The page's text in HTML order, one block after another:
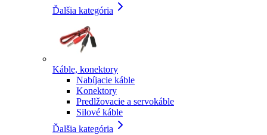
Ďalšia kategória
Káble, konektory
Nabíjacie káble
Konektory
Predlžovacie a servokáble
Silové káble
Ďalšia kategória